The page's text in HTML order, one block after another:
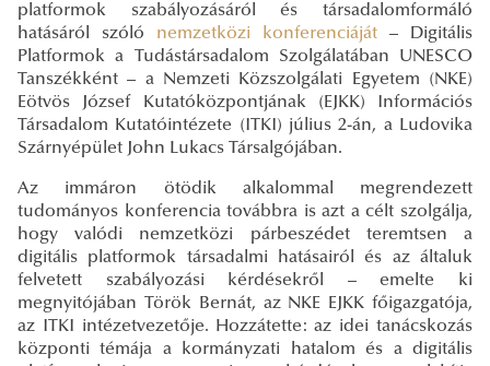
platformok szabályozásáról és társadalomformáló
hatásáról szóló nemzetközi konferenciáját – Digitális
Platformok a Tudástársadalom Szolgálatában UNESCO
Tanszékként – a Nemzeti Közszolgálati Egyetem (NKE)
Eötvös József Kutatóközpontjának (EJKK) Információs
Társadalom Kutatóintézete (ITKI) július 2-án, a Ludovika
Szárnyépület John Lukacs Társalgójában.
Az immáron ötödik alkalommal megrendezett
tudományos konferencia továbbra is azt a célt szolgálja,
hogy valódi nemzetközi párbeszédet teremtsen a
digitális platformok társadalmi hatásairól és az általuk
felvetett szabályozási kérdésekről – emelte ki
megnyitójában Török Bernát, az NKE EJKK főigazgatója,
az ITKI intézetvezetője. Hozzátette: az idei tanácskozás
központi témája a kormányzati hatalom és a digitális